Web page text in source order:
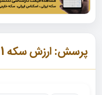
پرسش: ارزش سکه 1 دلاری 1968